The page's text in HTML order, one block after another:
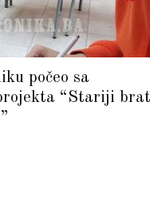
počeo sa
“Stariji